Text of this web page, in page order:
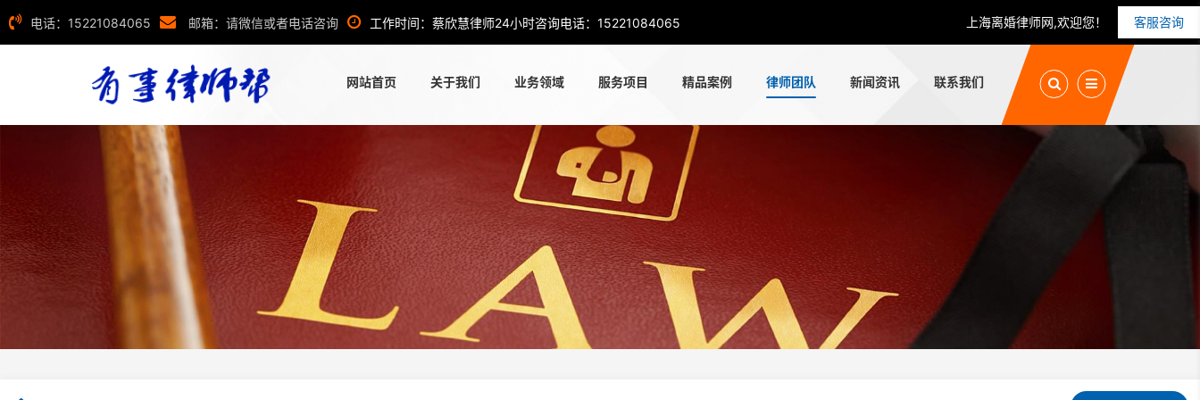
电话：15221084065 邮箱：请微信或者电话咨询 工作时间：蔡欣慧律师24小时咨询电话：15221084065 上海离婚律师网,欢迎您！ 客服咨询
网站首页 关于我们 业务领域 服务项目 精品案例 律师团队 新闻资讯 联系我们